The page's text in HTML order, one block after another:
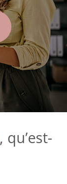
, qu’est-